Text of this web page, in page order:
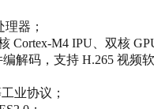
器；
IPU、双核
解码，支持 H.265 视频软
业协议；